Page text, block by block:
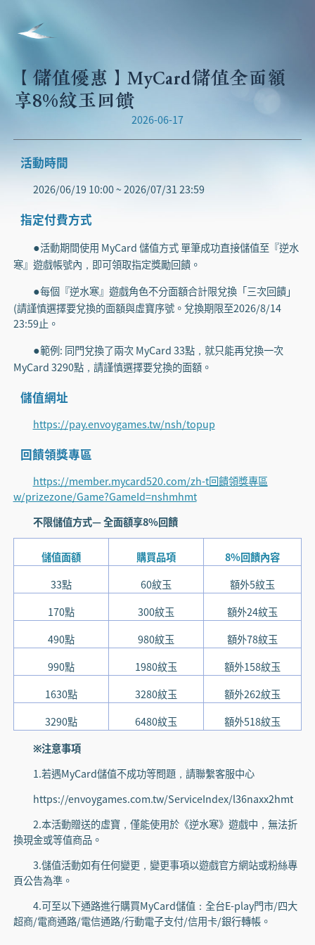
【儲值優惠】MyCard儲值全面額
享8%紋玉回饋
2026-06-17
活動時間
2026/06/19 10:00 ~ 2026/07/31 23:59
指定付費方式
●活動期間使用 MyCard 儲值方式 單筆成功直接儲值至『逆水
寒』遊戲帳號內，即可領取指定獎勵回饋。
●每個『逆水寒』遊戲角色不分面額合計限兌換「三次回饋」
(請謹慎選擇要兌換的面額與虛寶序號。兌換期限至2026/8/14
23:59止。
●範例: 同門兌換了兩次 MyCard 33點，就只能再兌換一次
MyCard 3290點，請謹慎選擇要兌換的面額。
儲值網址
https://pay.envoygames.tw/nsh/topup
回饋領獎專區
https://member.mycard520.com/zh-t回饋領獎專區
w/prizezone/Game?GameId=nshmhmt
不限儲值方式— 全面額享8%回饋
儲值面額 購買品項
8%回饋內容
33點
60紋玉
額外5紋玉
170點
300紋玉
額外24紋玉
490點
980紋玉
額外78紋玉
990點
1980紋玉
額外158紋玉
1630點
3280紋玉
額外262紋玉
3290點
6480紋玉
額外518紋玉
※注意事項
1.若遇MyCard儲值不成功等問題，請聯繫客服中心
https://envoygames.com.tw/ServiceIndex/l36naxx2hmt
2.本活動贈送的虛寶，僅能使用於《逆水寒》遊戲中，無法折
換現金或等值商品。
3.儲值活動如有任何變更，變更事項以遊戲官方網站或粉絲專
頁公告為準。
4.可至以下通路進行購買MyCard儲值：全台E-play門市/四大
超商/電商通路/電信通路/行動電子支付/信用卡/銀行轉帳。